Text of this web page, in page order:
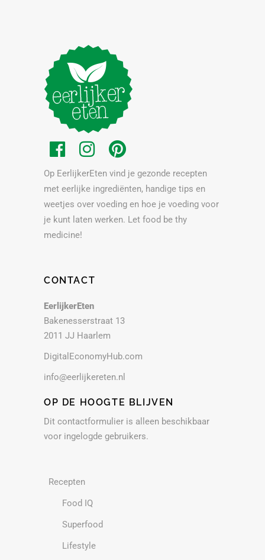
Op EerlijkerEten vind je gezonde recepten
met eerlijke ingrediënten, handige tips en
weetjes over voeding en hoe je voeding voor
je kunt laten werken. Let food be thy
medicine!
CONTACT
EerlijkerEten
Bakenesserstraat 13
2011 JJ Haarlem
DigitalEconomyHub.com
info@eerlijkereten.nl
OP DE HOOGTE BLIJVEN
Dit contactformulier is alleen beschikbaar
voor ingelogde gebruikers.
Recepten
Food IQ
Superfood
Lifestyle